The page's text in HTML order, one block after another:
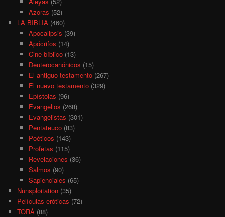
Azoras (52)
LA BIBLIA (460)
Apocalipsis (39)
Apócrifos (14)
Cine bíblico(13)
Deuterocanónicos (15)
El antiguo testamento(267)
El nuevo testamento(329)
Epístolas (96)
Evangelios (268)
Evangelistas (301)
Pentateuco(83)
Poéticos (143)
Profetas (115)
Revelaciones (36)
Salmos (90)
Sapienciales (65)
Nunsploitation (35)
Películas eróticas (72)
TORÁ (88)